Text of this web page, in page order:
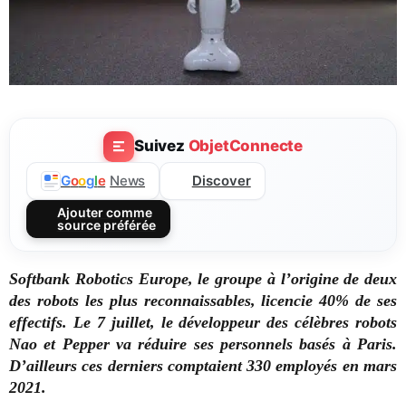
Suivez ObjetConnecte
Google News Discover
Ajouter comme
source préférée
Softbank Robotics Europe, le groupe à l’origine de deux
des robots les plus reconnaissables, licencie 40% de ses
effectifs. Le 7 juillet, le développeur des célèbres robots
Nao et Pepper va réduire ses personnels basés à Paris.
D’ailleurs ces derniers comptaient 330 employés en mars
2021.